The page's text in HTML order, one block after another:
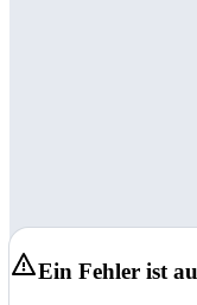
Ein Fehler ist